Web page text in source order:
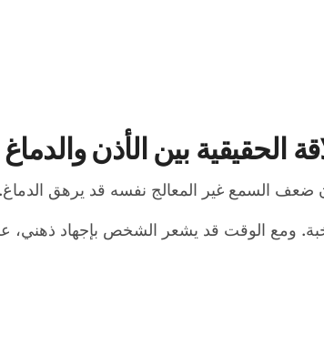
بين الأذن والدماغ
ضعف السمع غير المعالج نفسه قد يرهق الدماغ.
ومع الوقت قد يشعر الشخص بإجهاد ذهني،